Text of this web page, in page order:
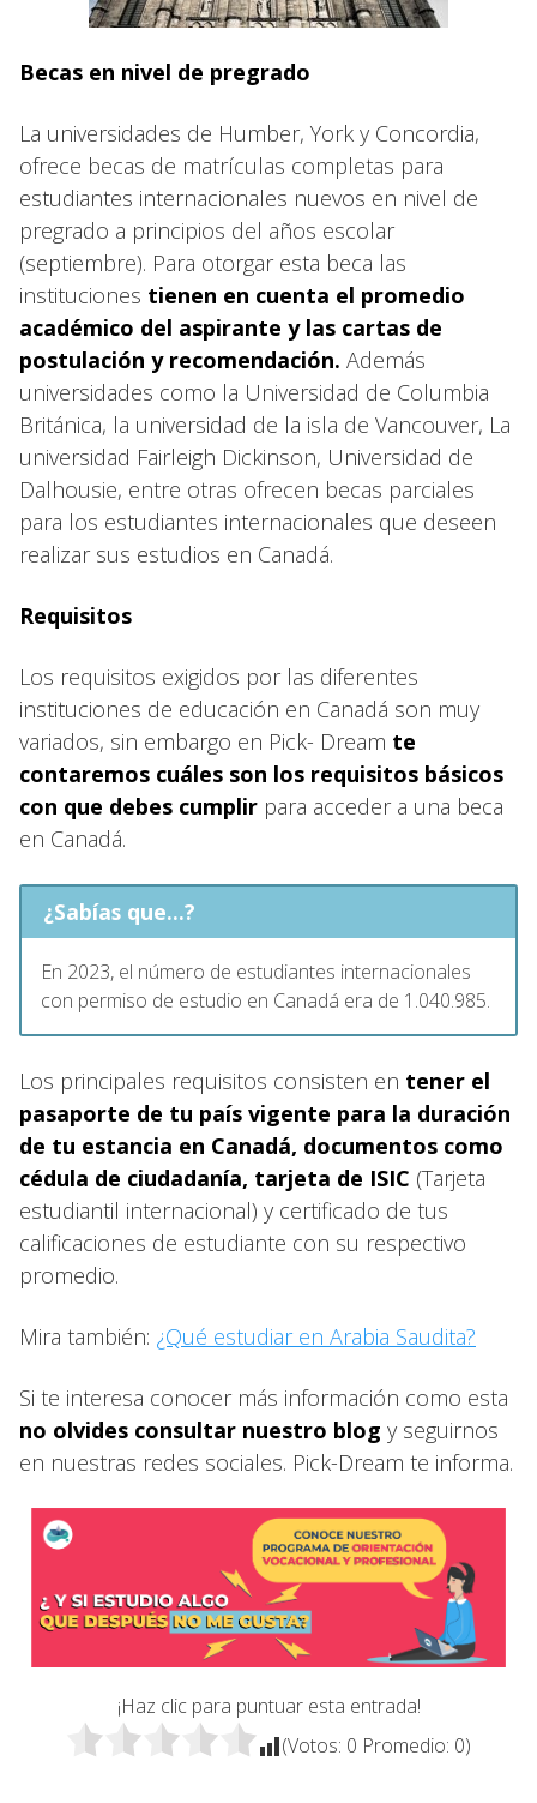
Becas en nivel de pregrado
La universidades de Humber, York y Concordia,
ofrece becas de matrículas completas para
estudiantes internacionales nuevos en nivel de
pregrado a principios del años escolar
(septiembre). Para otorgar esta beca las
instituciones tienen en cuenta el promedio
académico del aspirante y las cartas de
postulación y recomendación. Además
universidades como la Universidad de Columbia
Británica, la universidad de la isla de Vancouver, La
universidad Fairleigh Dickinson, Universidad de
Dalhousie, entre otras ofrecen becas parciales
para los estudiantes internacionales que deseen
realizar sus estudios en Canadá.
Requisitos
Los requisitos exigidos por las diferentes
instituciones de educación en Canadá son muy
variados, sin embargo en Pick- Dream te
contaremos cuáles son los requisitos básicos
con que debes cumplir para acceder a una beca
en Canadá.
¿Sabías que...?
En 2023, el número de estudiantes internacionales
con permiso de estudio en Canadá era de 1.040.985.
Los principales requisitos consisten en tener el
pasaporte de tu país vigente para la duración
de tu estancia en Canadá, documentos como
cédula de ciudadanía, tarjeta de ISIC (Tarjeta
estudiantil internacional) y certificado de tus
calificaciones de estudiante con su respectivo
promedio.
Mira también: ¿Qué estudiar en Arabia Saudita?
Si te interesa conocer más información como esta
no olvides consultar nuestro blog y seguirnos
en nuestras redes sociales. Pick-Dream te informa.
¡Haz clic para puntuar esta entrada!
(Votos: 0 Promedio: 0)